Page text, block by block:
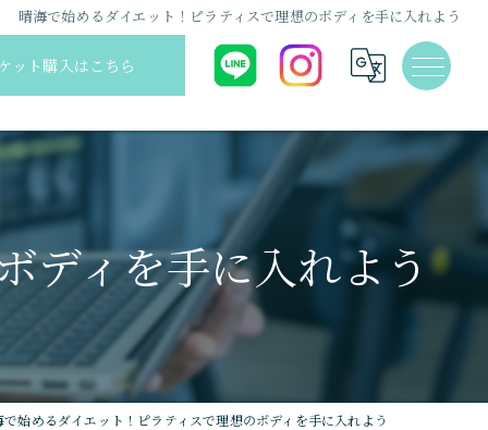
晴海で始めるダイエット！ピラティスで理想のボディを手に入れよう
ット購入はこちら
ディを手に入れよう
で始めるダイエット！ピラティスで理想のボディを手に入れよう